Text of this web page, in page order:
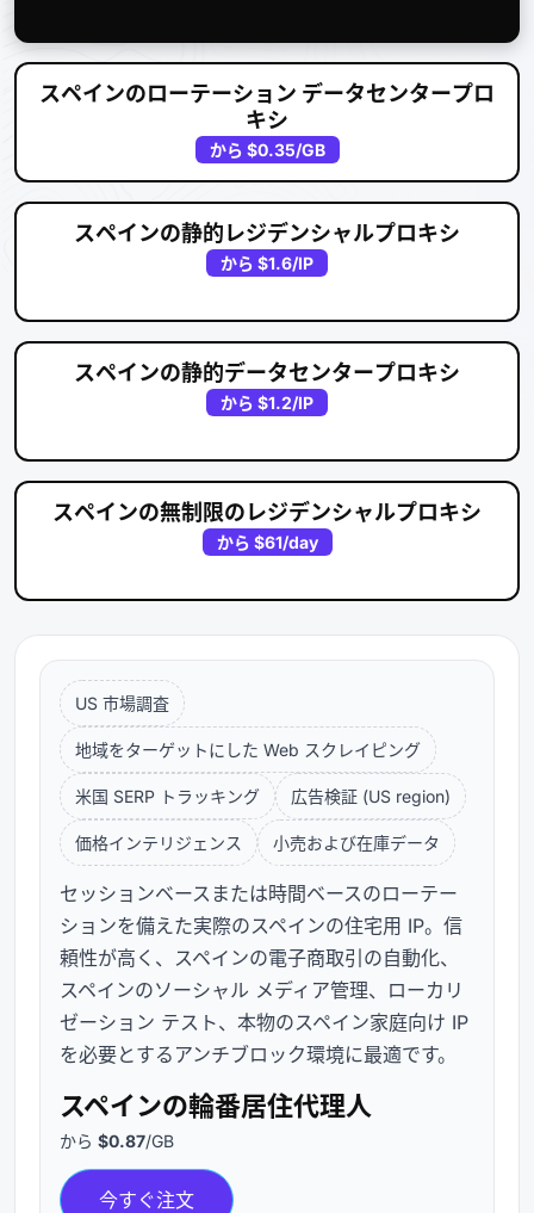
スペインのローテーション データセンタープロ
キシ
から $0.35/GB
スペインの静的レジデンシャルプロキシ
から $1.6/IP
スペインの静的データセンタープロキシ
から $1.2/IP
スペインの無制限のレジデンシャルプロキシ
から $61/day
US 市場調査
地域をターゲットにした Web スクレイピング
米国 SERP トラッキング 広告検証 (US region)
価格インテリジェンス 小売および在庫データ
セッションベースまたは時間ベースのローテー
ションを備えた実際のスペインの住宅用 IP。信
頼性が高く、スペインの電子商取引の自動化、
スペインのソーシャル メディア管理、ローカリ
ゼーション テスト、本物のスペイン家庭向け IP
を必要とするアンチブロック環境に最適です。
スペインの輪番居住代理人
から $0.87/GB
今すぐ注文